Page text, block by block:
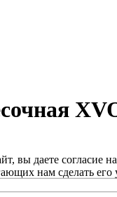
вы даете согласие
нам сделать его